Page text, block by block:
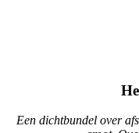
Een dichtbundel over